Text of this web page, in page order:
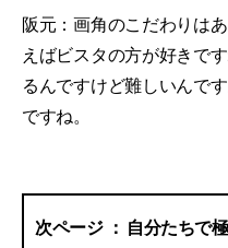
阪元：画角のこだわりは
えばビスタの方が好きで
るんですけど難しいんで
ですね。
自分たちで